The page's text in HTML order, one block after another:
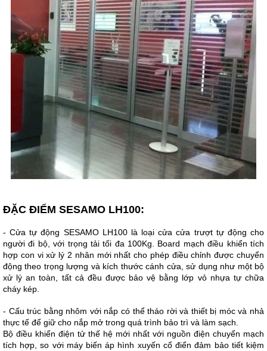
ĐẶC ĐIỂM SESAMO LH100:
- Cửa tự động SESAMO LH100 là loại cửa cửa trượt tự động cho
người đi bộ, với trọng tải tối đa 100Kg. Board mạch điều khiển tích
hợp con vi xử lý 2 nhân mới nhất cho phép điều chỉnh được chuyển
động theo trọng lượng và kích thước cánh cửa, sử dụng như một bộ
xử lý an toàn, tất cả đều được bảo vệ bằng lớp vỏ nhựa tự chữa
cháy kép.
- Cấu trúc bằng nhôm với nắp có thể tháo rời và thiết bị móc và nhả
thực tế để giữ cho nắp mở trong quá trình bảo trì và làm sạch.
Bộ điều khiển điện tử thế hệ mới nhất với nguồn điện chuyển mạch
tích hợp, so với máy biến áp hình xuyến cổ điển đảm bảo tiết kiệm